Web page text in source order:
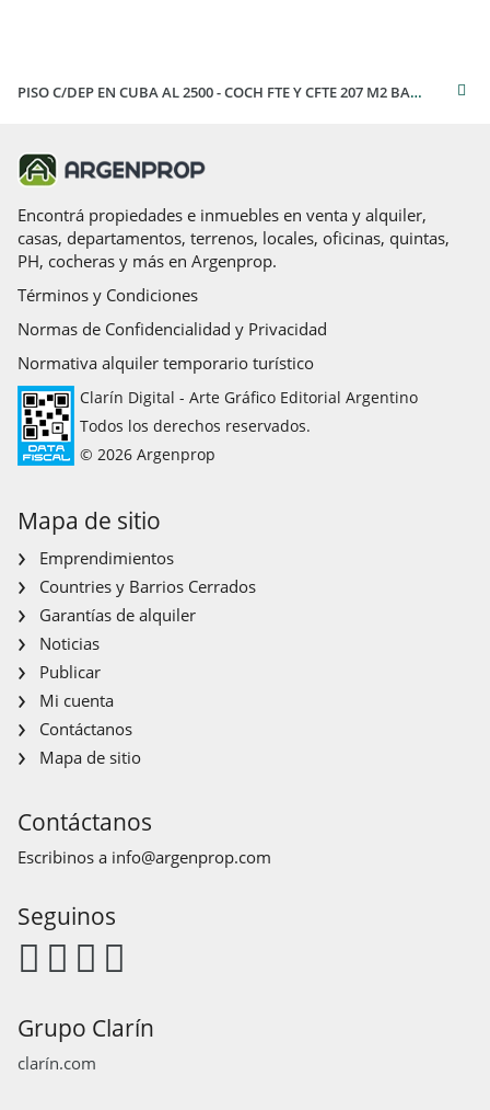
PISO C/DEP EN CUBA AL 2500 - COCH FTE Y CFTE 207 M2 BAULERA BALCON GRAN TZA T/SOL SUITE
Encontrá propiedades e inmuebles en venta y alquiler,
casas, departamentos, terrenos, locales, oficinas, quintas,
PH, cocheras y más en Argenprop.
Términos y Condiciones
Normas de Confidencialidad y Privacidad
Normativa alquiler temporario turístico
Clarín Digital - Arte Gráfico Editorial Argentino
Todos los derechos reservados.
© 2026 Argenprop
Mapa de sitio
Emprendimientos
Countries y Barrios Cerrados
Garantías de alquiler
Noticias
Publicar
Mi cuenta
Contáctanos
Mapa de sitio
Contáctanos
Escribinos a info@argenprop.com
Seguinos
Grupo Clarín
clarín.com